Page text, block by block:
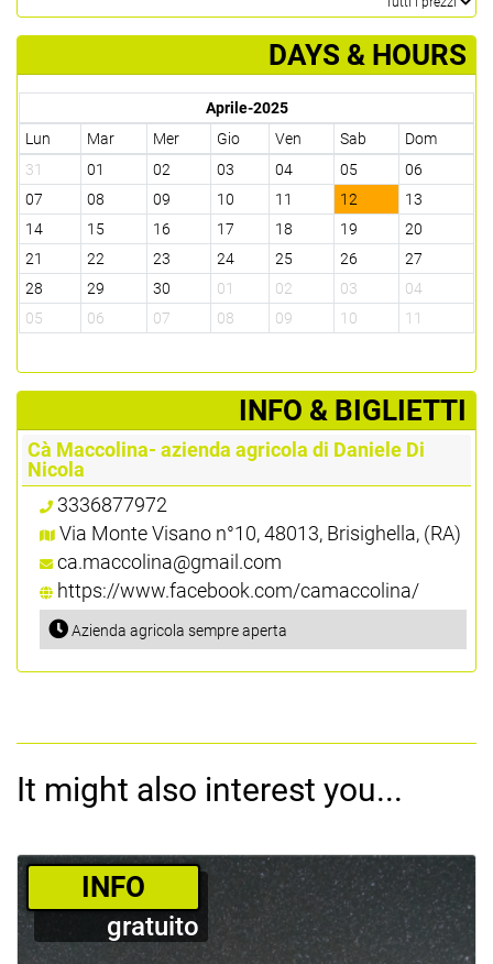
DAYS & HOURS
Aprile-2025
Lun
Mar Mer Gio Ven Sab
Dom
31
01 02 03 04 05
06
07
08 09 10 11 12
13
14
15 16 17 18 19
20
21
22 23 24 25 26
27
28
29 30 01 02 03
04
05
06 07 08 09 10 11
­INFO & BIGLIETTI
Cà Maccolina- azienda agricola di Daniele Di
Nicola
3336877972
Via Monte Visano n°10, 48013, Brisighella, (RA)
ca.maccolina@gmail.com
https://www.facebook.com/camaccolina/
Azienda agricola sempre aperta
It might also interest you...
­INFO
gratuito